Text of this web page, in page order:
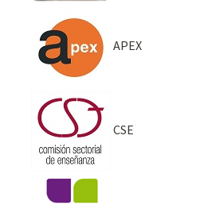
APEX
CSE